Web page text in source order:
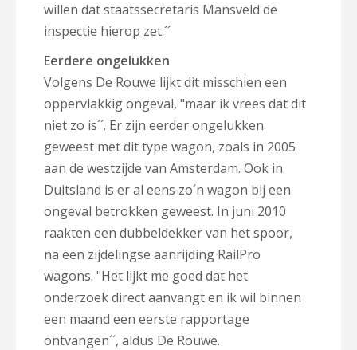
willen dat staatssecretaris Mansveld de
inspectie hierop zet.´´
Eerdere ongelukken
Volgens De Rouwe lijkt dit misschien een
oppervlakkig ongeval, "maar ik vrees dat dit
niet zo is´´. Er zijn eerder ongelukken
geweest met dit type wagon, zoals in 2005
aan de westzijde van Amsterdam. Ook in
Duitsland is er al eens zo´n wagon bij een
ongeval betrokken geweest. In juni 2010
raakten een dubbeldekker van het spoor,
na een zijdelingse aanrijding RailPro
wagons. "Het lijkt me goed dat het
onderzoek direct aanvangt en ik wil binnen
een maand een eerste rapportage
ontvangen´´, aldus De Rouwe.